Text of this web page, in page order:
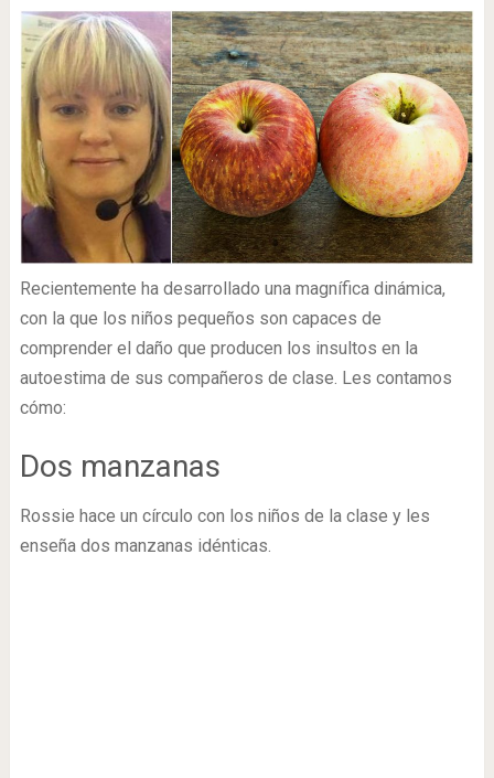
Recientemente ha desarrollado una magnífica dinámica,
con la que los niños pequeños son capaces de
comprender el daño que producen los insultos en la
autoestima de sus compañeros de clase. Les contamos
cómo:
Dos manzanas
Rossie hace un círculo con los niños de la clase y les
enseña dos manzanas idénticas.